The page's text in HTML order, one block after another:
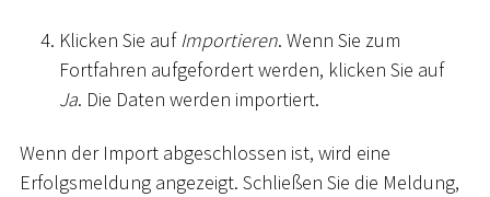
Klicken Sie aufImportieren. Wenn Sie zum
Fortfahren aufgefordert werden, klicken Sie auf
Ja. Die Daten werden importiert.
Wenn der Import abgeschlossen ist, wird eine
Erfolgsmeldung angezeigt. Schließen Sie die Meldung,